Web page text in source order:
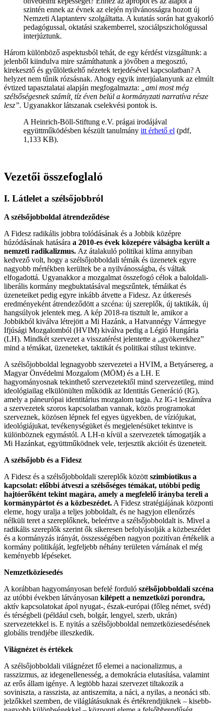
szintén ennek az évnek az elején nyilvánosságra hozott új
Nemzeti Alaptanterv szolgáltatta. A kutatás során hat gyakorló
pedagógussal, oktatási szakemberrel, szociálpszichológussal
interjúztunk.
Három különböző aspektusból tehát, de egy kérdést vizsgáltunk: a
jelenből kiindulva mire számíthatunk a jövőben a megosztó,
kirekesztő és gyűlöletkeltő nézetek terjedésével kapcsolatban? A
helyzet nem tűnik rózsásnak. Ahogy egyik interjúalanyunk az elmúlt
évtized tapasztalatai alapján megfogalmazta:
„ami most még
szélsőségesnek számít, tíz éven belül a kormányzati narratíva része
lesz”. Ugyanakkor látszanak cselekvési pontok is.
A Heinrich-Böll-Stiftung e.V. prágai irodájával
együttműködésben készült tanulmány itt érhető el (pdf,
1,133 KB).
Vezetői összefoglaló
I. Látlelet a szélsőjobbról
A szélsőjobboldal átrendeződése
A Fidesz radikális jobbra tolódásának és a Jobbik középre
húzódásának hatására a 2010-es évek közepére válságba került a
nemzeti radikalizmus. Az átalakuló politikai klíma annyiban
kedvező volt, hogy a szélsőjobboldali témák és üzenetek egyre
nagyobb mértékben kerültek be a nyilvánosságba, és váltak
elfogadottá. Ugyanakkor a mozgalmat összefogó célok a baloldali-
liberális kormány megbuktatásával megszűntek, témáikat és
üzeneteiket pedig egyre inkább átvette a Fidesz. Az útkeresés
eredményeként átrendeződött a szcéna: új szereplők, új taktikák, új
hangsúlyok jelentek meg. A kép 2018-ra tisztult le, amikor a
Jobbikból kiválva létrejött a Mi Hazánk, a Hatvannégy Vármegye
Ifjúsági Mozgalomból (HVIM) kiválva pedig a Légió Hungária
(LH). Mindkét szervezet a visszatérést jelentette a „gyökerekhez”
mind a témákat, üzeneteket, taktikát és politikai stílust tekintve.
A szélsőjobboldal legnagyobb szervezetei a HVIM, a Betyársereg, a
Magyar Önvédelmi Mozgalom (MÖM) és a LH. E
hagyományosnak tekinthető szervezetektől mind szervezetileg, mind
ideológiailag elkülönülten működik az Identitás Generáció (IG),
amely a páneurópai identitárius mozgalom tagja. Az IG-t leszámítva
a szervezetek szoros kapcsolatban vannak, közös programokat
szerveznek, közösen lépnek fel egyes ügyekben, de víziójukat,
ideológiájukat, tevékenységüket és megjelenésüket tekintve is
különböznek egymástól. A LH-n kívül a szervezetek támogatják a
Mi Hazánkat, együttműködnek vele, terjesztik akcióit és üzeneteit.
A szélsőjobb és a Fidesz
A Fidesz és a szélsőjobboldali szereplők között szimbiotikus a
kapcsolat: előbbi átveszi a szélsőséges témákat, utóbbi pedig
hajtóerőként tekint magára, amely a megfelelő irányba tereli a
kormánypártot és a közbeszédet. A Fidesz stratégiájának központi
eleme, hogy uralja a teljes jobboldalt, és ne hagyjon ellenőrzés
nélküli teret a szereplőknek, beleértve a szélsőjobboldalt is. Mivel a
radikális szereplők szerint ők sikeresen befolyásolják a közbeszédet
és a kormányzás irányát, összességében nagyon pozitívan értékelik a
kormány politikáját, legfeljebb néhány területen várnának el még
keményebb lépéseket.
Nemzetköziesedés
A korábban hagyományosan befelé forduló szélsőjobboldali szcéna
az utóbbi években látványosan kilépett a nemzetközi porondra,
aktív kapcsolatokat ápol nyugat-, észak-európai (főleg német, svéd)
és térségbeli (például cseh, bolgár, lengyel, szerb, ukrán)
szervezetekkel is. E nyitás a szélsőjobboldal nemzetköziesedésének
globális trendjébe illeszkedik.
Világnézet és értékek
A szélsőjobboldali világnézet fő elemei a nacionalizmus, a
rasszizmus, az idegenellenesség, a demokrácia elutasítása, valamint
az erős állam igénye. A legtöbb hazai szervezet tiltakozik a
soviniszta, a rasszista, az antiszemita, a náci, a nyilas, a neonáci stb.
jelzőkkel szemben, de világlátásuknak és értékrendjüknek – kisebb-